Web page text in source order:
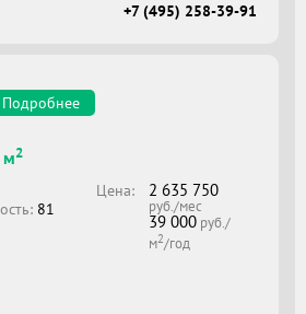
+7 (495) 258-39-91
Подробнее
м2
81
Цена: 2 635 750
руб./мес
39 000руб./
м2/год